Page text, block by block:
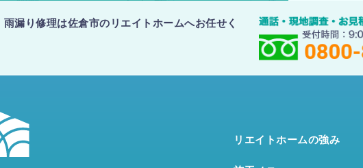
漏り修理は佐倉市のリエイトホームへお任せく
リエイトホームの強み